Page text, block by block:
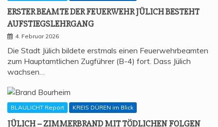
ERS­TER BEAM­TE DER FEU­ER­WEHR JÜLICH BESTEHT
AUFSTIEGSLEHRGANG
4. Februar 2026
Die Stadt Jülich bildete erstmals einen Feuerwehrbeamten
zum Hauptamtlichen Zugführer (B-4) fort. Dass Jülich
wachsen…
BLAULICHT Report KREIS DÜREN im Blick
JÜLICH – ZIM­MER­BRAND MIT TÖD­LI­CHEN FOLGEN